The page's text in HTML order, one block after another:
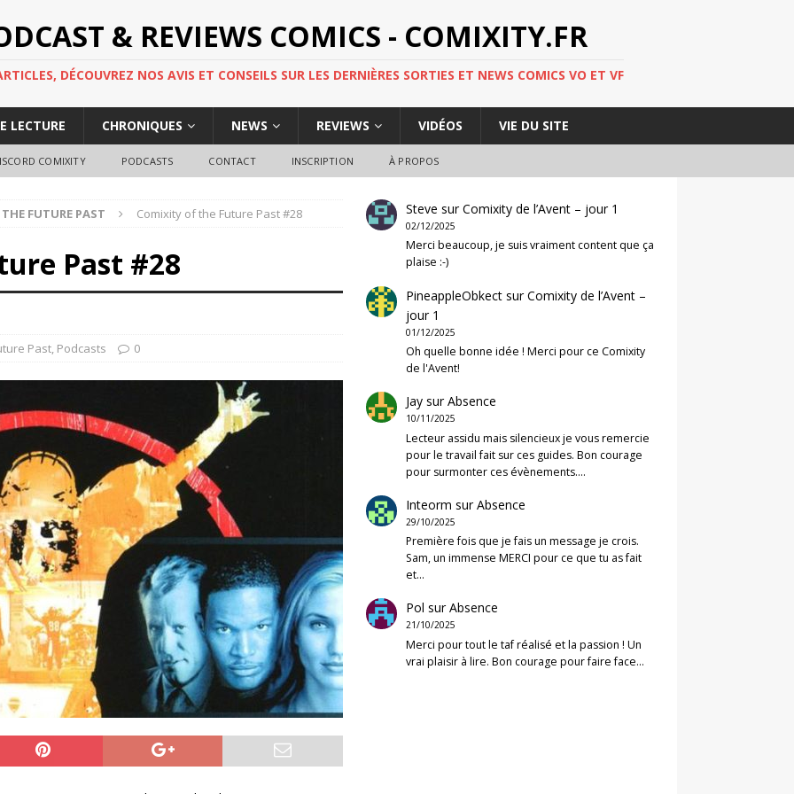
& REVIEWS COMICS - COMIXITY.FR
DÉCOUVREZ NOS AVIS ET CONSEILS SUR LES DERNIÈRES SORTIES ET NEWS COMICS VO ET VF
LECTURE CHRONIQUES NEWS REVIEWS VIDÉOS VIE DU SITE
COMIXITY PODCASTS CONTACT INSCRIPTION À PROPOS
FUTURE PAST Comixity of the Future Past #28
Past #28
Past, Podcasts 0
Steve surComixity de l’Avent – jour 1
02/12/2025
Merci beaucoup, je suis vraiment content que ça
plaise :-)
PineappleObkect surComixity de l’Avent –
jour 1
01/12/2025
Oh quelle bonne idée ! Merci pour ce Comixity
de l'Avent!
Jay surAbsence
10/11/2025
Lecteur assidu mais silencieux je vous remercie
pour le travail fait sur ces guides. Bon courage
pour surmonter ces évènements.…
Inteorm surAbsence
29/10/2025
Première fois que je fais un message je crois.
Sam, un immense MERCI pour ce que tu as fait
et…
Pol surAbsence
21/10/2025
Merci pour tout le taf réalisé et la passion ! Un
vrai plaisir à lire. Bon courage pour faire face…